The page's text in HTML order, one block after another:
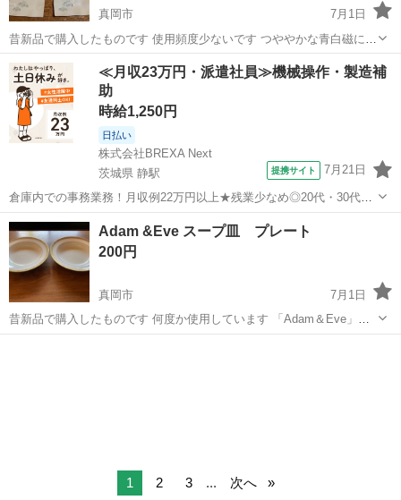
真岡市
7月1日
昔新品で購入したものです 使用頻度少ないです つややかな青白磁に菖
蒲が配された綺麗なお皿です。和菓子など映えると思います。 サイ
ズ 約12.5cm 裏面に"悟"の刻印があります。 水通しをして食器棚に長
期保管していま...
栃木 真岡市 食器 銘々皿
≪月収23万円・派遣社員≫機械操作・製造補
助
時給1,250円
日払い
株式会社BREXA Next
茨城県 静駅
提携サイト 7月21日
倉庫内での事務業務！月収例22万円以上★残業少なめ◎20代・30代・
40代の男女活躍中！空調完備で快適作業★食堂利用可◎マイカー通勤
OK◎無料駐車場完備！《茨城県常陸大宮市》 人気の工場のお仕事 ◇
電子部品製造倉庫内の事務...
茨城 常陸大宮市 その他
Adam &Eve スープ皿 プレート
200円
真岡市
7月1日
昔新品で購入したものです 何度か使用しています 「Adam＆Eve」
は、1968年、28歳の若い青年の創造力と熱意により、京都の陶器店老
1 2 3 ... 次へ